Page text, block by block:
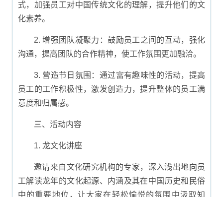
式，加强员工对中国传统文化的理解，提升他们的文
化素养。
2. 增强团队凝聚力：鼓励员工之间的互动，强化
沟通，提高团队的合作精神，使工作氛围更加融洽。
3. 营造节日氛围：通过富有趣味性的活动，提高
员工的工作积极性，激发创造力，提升整体的员工满
意度和归属感。
三、活动内容
1. 龙文化讲座
邀请来自文化研究机构的专家，深入浅出地向员
工解读龙年的文化起源、内涵及其在中国历史和民俗
中的重要地位，让大家在轻松愉悦的氛围中汲取知